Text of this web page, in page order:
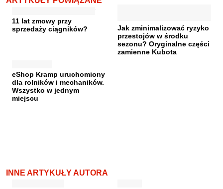
11 lat zmowy przy
sprzedaży ciągników?
Jak zminimalizować ryzyko
przestojów w środku
sezonu? Oryginalne części
zamienne Kubota
eShop Kramp uruchomiony
dla rolników i mechaników.
Wszystko w jednym
miejscu
INNE ARTYKUŁY AUTORA